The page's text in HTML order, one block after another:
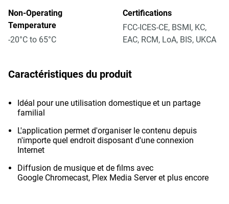
Non-Operating
Temperature
-20°C to 65°C
Certifications
FCC-ICES-CE, BSMI, KC,
EAC, RCM, LoA, BIS, UKCA
Caractéristiques du produit
Idéal pour une utilisation domestique et un partage
familial
L'application permet d'organiser le contenu depuis
n'importe quel endroit disposant d'une connexion
Internet
Diffusion de musique et de films avec
Google Chromecast, Plex Media Server et plus encore